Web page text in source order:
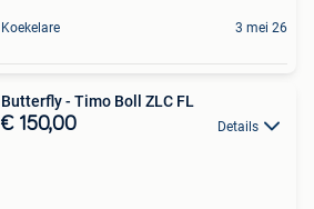
Koekelare 3 mei 26
Butterfly - Timo Boll ZLC FL
€ 150,00 Details